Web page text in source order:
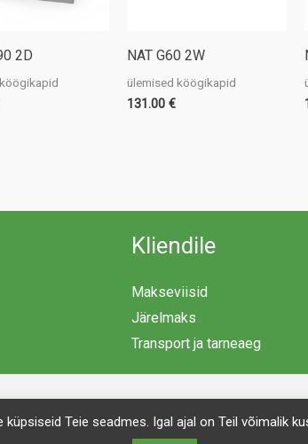
2D NAT G60 2W
ülemised köögikapid
131.00 €
Kliendile
Makseviisid
Järelmaks
Transport ja tarneaeg
Teie seadmes. Igal ajal on Teil võimalik